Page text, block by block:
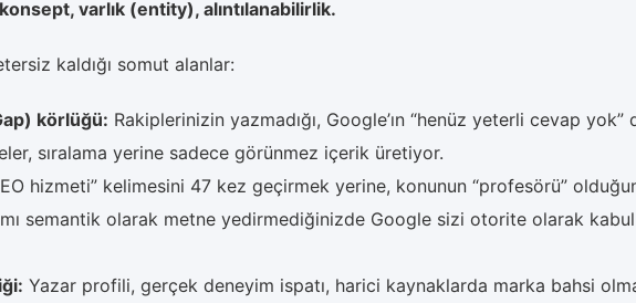
konsept, varlık (entity), alıntılanabilirlik.
kaldığı somut alanlar:
körlüğü: Rakiplerinizin yazmadığı, Google’ın “henüz yeterli cevap yok”
sıralama yerine sadece görünmez içerik üretiyor.
hizmeti” kelimesini 47 kez geçirmek yerine, konunun “profesörü”
semantik olarak metne yedirmediğinizde Google sizi otorite olarak kabul
Yazar profili, gerçek deneyim ispatı, harici kaynaklarda marka bahsi